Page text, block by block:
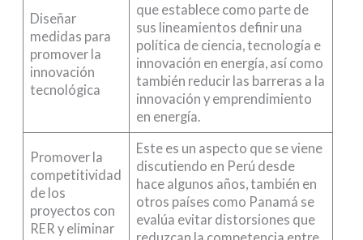
Diseñar
medidas para
promover la
innovación
tecnológica
que establece como parte de
sus lineamientos definir una
política de ciencia, tecnología e
innovación en energía, así como
también reducir las barreras a la
innovación y emprendimiento
en energía.
Promover la
competitividad
de los
proyectos con
RER y eliminar
Este es un aspecto que se viene
discutiendo en Perú desde
hace algunos años, también en
otros países como Panamá se
evalúa evitar distorsiones que